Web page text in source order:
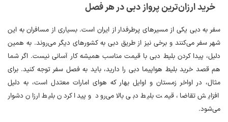
خرید ارزان‌ترین پرواز دبی در هر فصل
سفر به دبی یکی از مسیرهای پرطرفدار از ایران است. بسیاری از مسافران به این
شهر سفر می‌کنند و برخی نیز از طریق دبی به کشورهای دیگر می‌روند. به همین
دلیل، پیدا کردن بلیط دبی با قیمت مناسب همیشه کار آسانی نیست. اگر شما
هم قصد خرید بلیط هواپیما دبی را دارید، باید به فصل سفر توجه کنید. برای
مثال، در اواخر زمستان و اوایل بهار که هوای امارات معتدل است، به دلیل
افزایش تقاضا، قیمت بلیط دبی بالا می‌رود و پیدا کردن بلیط ارزان دشوار
می‌شود.